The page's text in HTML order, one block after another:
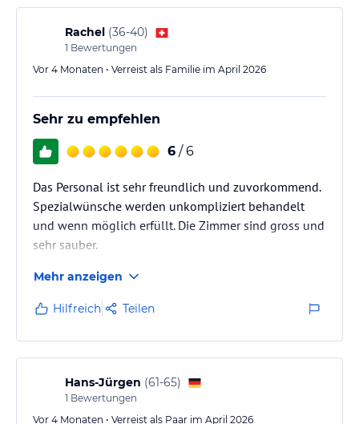
Rachel (36-40)
1 Bewertungen
Vor 4 Monaten • Verreist als Familie im April 2026
Sehr zu empfehlen
6 / 6
Das Personal ist sehr freundlich und zuvorkommend.
Spezialwünsche werden unkompliziert behandelt
und wenn möglich erfüllt. Die Zimmer sind gross und
sehr sauber.
Mehr anzeigen
Hilfreich Teilen
Hans-Jürgen (61-65)
1 Bewertungen
Vor 4 Monaten • Verreist als Paar im April 2026